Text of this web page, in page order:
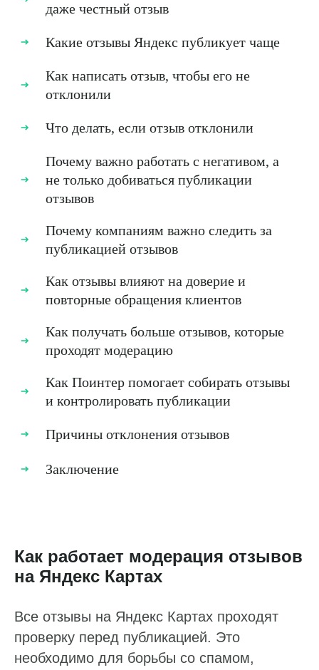
даже честный отзыв
Какие отзывы Яндекс публикует чаще
Как написать отзыв, чтобы его не
отклонили
Что делать, если отзыв отклонили
Почему важно работать с негативом, а
не только добиваться публикации
отзывов
Почему компаниям важно следить за
публикацией отзывов
Как отзывы влияют на доверие и
повторные обращения клиентов
Как получать больше отзывов, которые
проходят модерацию
Как Поинтер помогает собирать отзывы
и контролировать публикации
Причины отклонения отзывов
Заключение
Как работает модерация отзывов
на Яндекс Картах
Все отзывы на Яндекс Картах проходят
проверку перед публикацией. Это
необходимо для борьбы со спамом,